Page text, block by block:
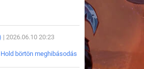
| 2026.06.10 20:23
börtön meghibásodás